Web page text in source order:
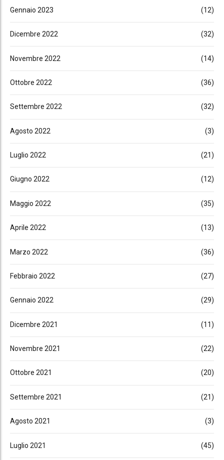
Gennaio 2023 (12)
Dicembre 2022 (32)
Novembre 2022 (14)
Ottobre 2022 (36)
Settembre 2022 (32)
Agosto 2022 (3)
Luglio 2022 (21)
Giugno 2022 (12)
Maggio 2022 (35)
Aprile 2022 (13)
Marzo 2022 (36)
Febbraio 2022 (27)
Gennaio 2022 (29)
Dicembre 2021 (11)
Novembre 2021 (22)
Ottobre 2021 (20)
Settembre 2021 (21)
Agosto 2021 (3)
Luglio 2021 (45)